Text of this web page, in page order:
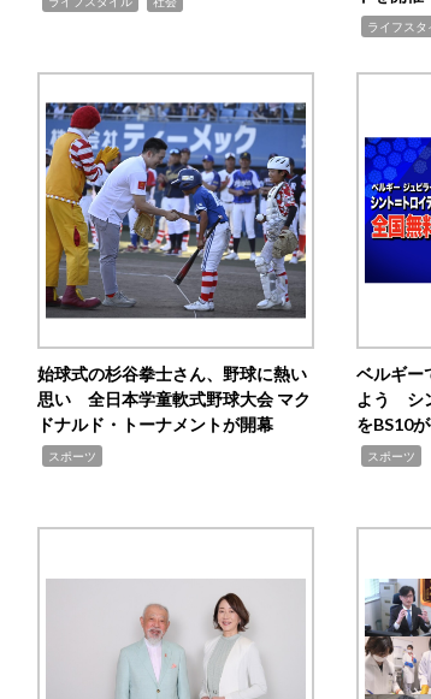
ライフスタ
始球式の杉谷拳士さん、野球に熱い
思い 全日本学童軟式野球大会 マク
ドナルド・トーナメントが開幕
スポーツ
ベルギー
よう シ
をBS10
スポーツ